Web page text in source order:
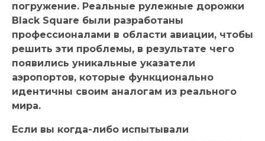
погружение. Реальные рулежные дорожки
Black Square были разработаны
профессионалами в области авиации, чтобы
решить эти проблемы, в результате чего
появились уникальные указатели
аэропортов, которые функционально
идентичны своим аналогам из реального
мира.
Если вы когда-либо испытывали